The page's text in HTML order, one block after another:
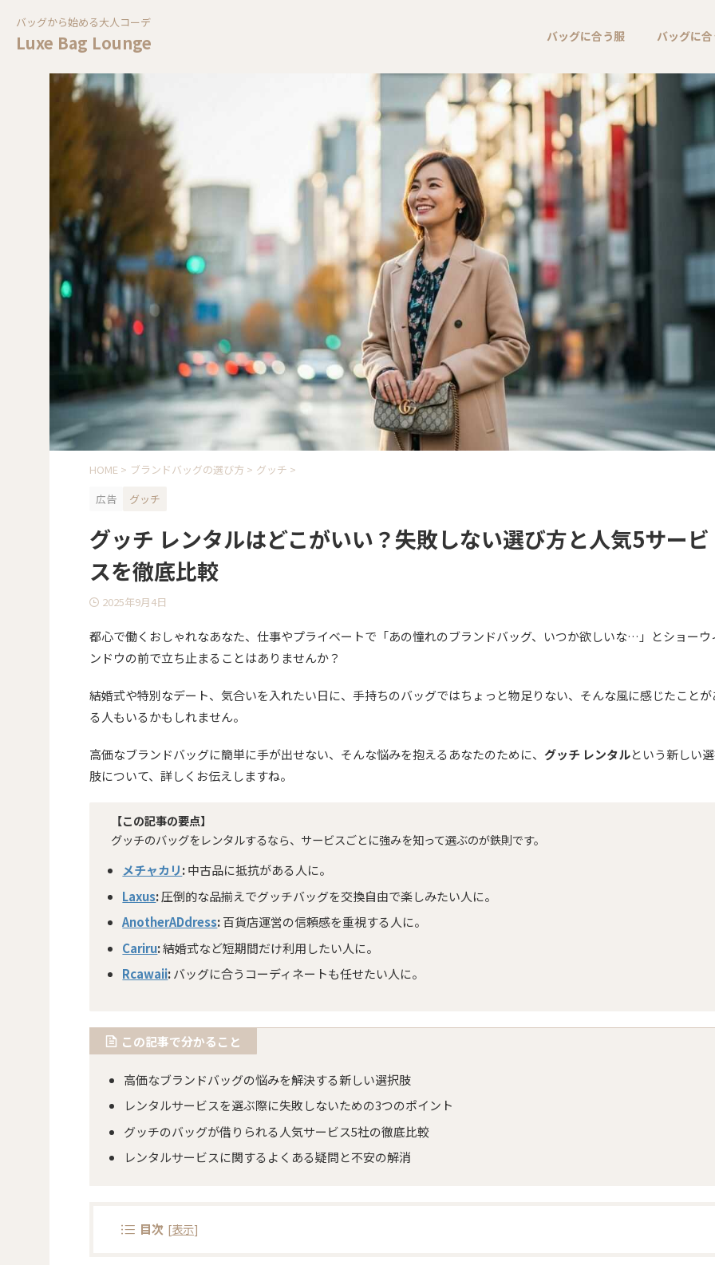
バッグから始める大人コーデ
Luxe Bag Lounge バッグに合う服 バッグに
HOME > ブランドバッグの選び方 > グッチ >
広告
グッチ
グッチ レンタルはどこがいい？失敗しない選び方と人気5サービ
スを徹底比較
2025年9月4日
都心で働くおしゃれなあなた、仕事やプライベートで「あの憧れのブランドバッグ、いつか欲しいな…」とショーウ
ンドウの前で立ち止まることはありませんか？
結婚式や特別なデート、気合いを入れたい日に、手持ちのバッグではちょっと物足りない、そんな風に感じたことが
る人もいるかもしれません。
高価なブランドバッグに簡単に手が出せない、そんな悩みを抱えるあなたのために、 グッチ レンタルという新しい
肢について、詳しくお伝えしますね。
【この記事の要点】
グッチのバッグをレンタルするなら、サービスごとに強みを知って選ぶのが鉄則です。
メチャカリ:中古品に抵抗がある人に。
Laxus:圧倒的な品揃えでグッチバッグを交換自由で楽しみたい人に。
AnotherADdress:百貨店運営の信頼感を重視する人に。
Cariru:結婚式など短期間だけ利用したい人に。
Rcawaii:バッグに合うコーディネートも任せたい人に。
この記事で分かること
高価なブランドバッグの悩みを解決する新しい選択肢
レンタルサービスを選ぶ際に失敗しないための3つのポイント
グッチのバッグが借りられる人気サービス5社の徹底比較
レンタルサービスに関するよくある疑問と不安の解消
目次 [表示]